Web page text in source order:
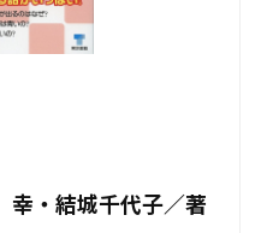
・結城千代子／著